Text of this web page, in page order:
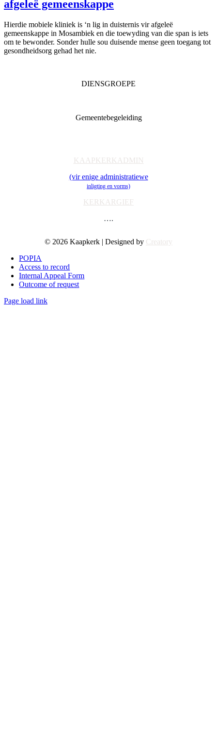
afgeleë gemeenskappe
Hierdie mobiele kliniek is ‘n lig in duisternis vir afgeleë
gemeenskappe in Mosambiek en die toewyding van die span is iets
om te bewonder. Sonder hulle sou duisende mense geen toegang tot
gesondheidsorg gehad het nie.
DIENSGROEPE
Gemeentebegeleiding
KAAPKERKADMIN
(vir enige administratiewe
inligting en vorms)
KERKARGIEF
….
© 2026 Kaapkerk | Designed by Creatory
POPIA
Access to record
Internal Appeal Form
Outcome of request
Page load link